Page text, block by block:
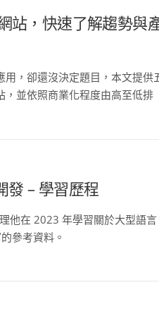
站，快速了解趨勢與
用，卻還沒決定題目，本文提供
，並依照商業化程度由高至低排
發 – 學習歷程
他在 2023 年學習關於大型語言
參考資料。